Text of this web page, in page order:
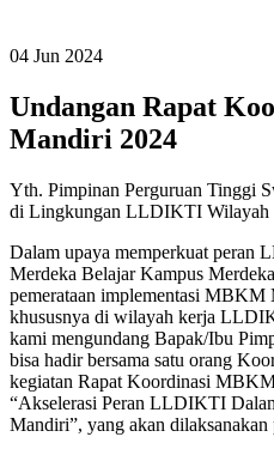
04 Jun 2024
Undangan Rapat
Mandiri 2024
Yth. Pimpinan Perguruan Tinggi
di Lingkungan LLDIKTI
Dalam upaya memperkuat peran
Merdeka Belajar Kampus
pemerataan implementasi
khususnya di wilayah kerja
kami mengundang Bapak/Ibu
bisa hadir bersama satu orang
kegiatan Rapat Koordinasi
“Akselerasi Peran LLDIKTI
Mandiri”, yang akan dilaksanakan